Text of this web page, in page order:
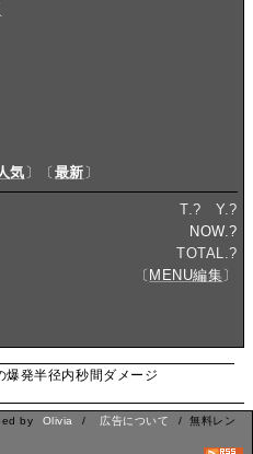
気 〕〔 最新 〕
T.? Y.?
NOW.?
TOTAL.?
〔 MENU編集 〕
爆発半径内秒間ダメージ
by Olivia / 広告について
/ 無料レン